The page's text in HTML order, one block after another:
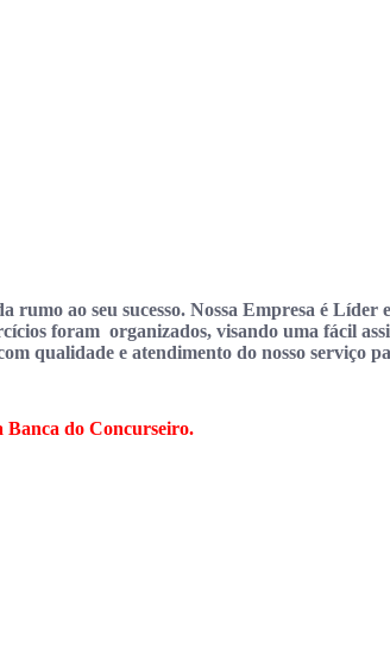
ao seu sucesso. Nossa Empresa é Líder
foram organizados, visando uma fácil
qualidade e atendimento do nosso serviço
Banca do Concurseiro.